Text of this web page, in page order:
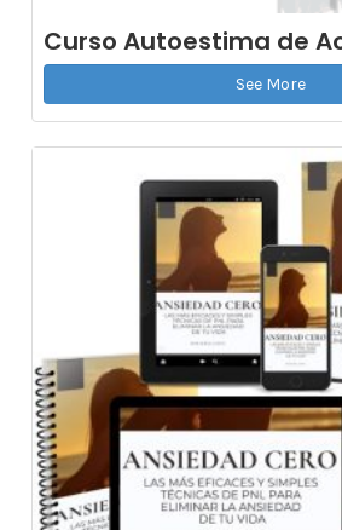
Curso Autoestima de
See More